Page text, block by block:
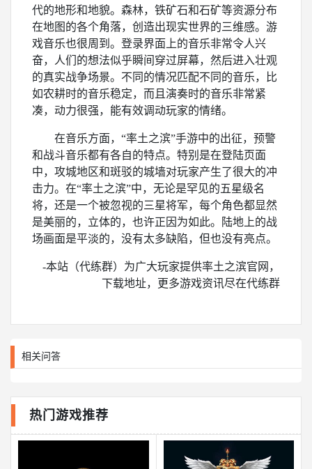
代的地形和地貌。森林，铁矿石和石矿等资源分布
在地图的各个角落，创造出现实世界的三维感。游
戏音乐也很周到。登录界面上的音乐非常令人兴
奋，人们的想法似乎瞬间穿过屏幕，然后进入壮观
的真实战争场景。不同的情况匹配不同的音乐，比
如农耕时的音乐稳定，而且演奏时的音乐非常紧
凑，动力很强，能有效调动玩家的情绪。
在音乐方面，“率土之滨”手游中的出征，预警
和战斗音乐都有各自的特点。特别是在登陆页面
中，攻城地区和斑驳的城墙对玩家产生了很大的冲
击力。在“率土之滨”中，无论是罕见的五星级名
将，还是一个被忽视的三星将军，每个角色都显然
是美丽的，立体的，也许正因为如此。陆地上的战
场画面是平淡的，没有太多缺陷，但也没有亮点。
-本站（代练群）为广大玩家提供率土之滨官网，
下载地址，更多游戏资讯尽在代练群
相关问答
热门游戏推荐